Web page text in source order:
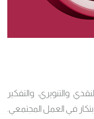
والتنويري، والتفكير
في العمل المجتمعي.